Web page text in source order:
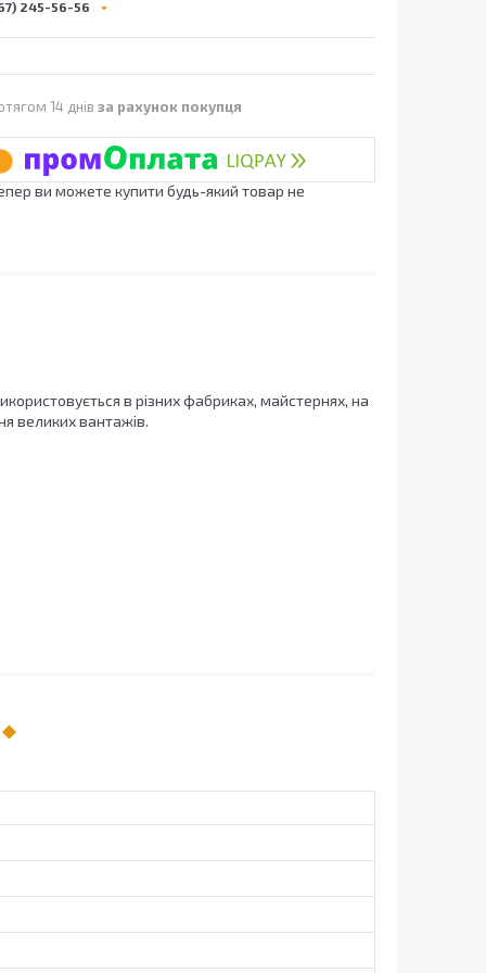
245-56-56
14 днів за рахунок покупця
ви можете купити будь-який товар не
в різних фабриках, майстернях, на
великих вантажів.